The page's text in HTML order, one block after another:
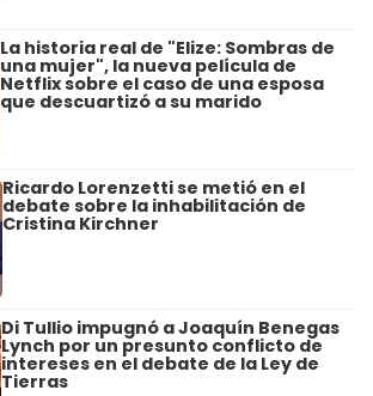
La historia real de "Elize: Sombras de
una mujer", la nueva película de
Netflix sobre el caso de una esposa
que descuartizó a su marido
Ricardo Lorenzetti se metió en el
debate sobre la inhabilitación de
Cristina Kirchner
Di Tullio impugnó a Joaquín Benegas
Lynch por un presunto conflicto de
intereses en el debate de la Ley de
Tierras